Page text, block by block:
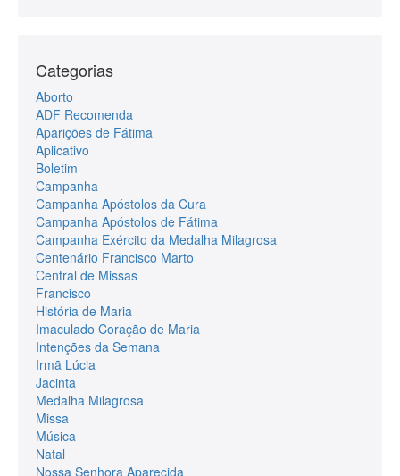
Categorias
Aborto
ADF Recomenda
Aparições de Fátima
Aplicativo
Boletim
Campanha
Campanha Apóstolos da Cura
Campanha Apóstolos de Fátima
Campanha Exército da Medalha Milagrosa
Centenário Francisco Marto
Central de Missas
Francisco
História de Maria
Imaculado Coração de Maria
Intenções da Semana
Irmã Lúcia
Jacinta
Medalha Milagrosa
Missa
Música
Natal
Nossa Senhora Aparecida